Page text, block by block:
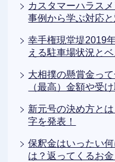
カスタマーハラス
事例から学ぶ対応と
幸手権現堂堤2019
える駐車場状況と
大相撲の懸賞金っ
（最高）金額や受
新元号の決め方と
字を発表！
保釈金はいったい
は？返ってくるお金